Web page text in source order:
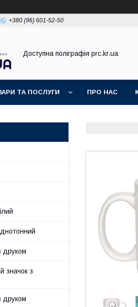
+380 (96) 601-52-50
Доступна поліграфія prc.kr.ua
ТА ПОСЛУГИ ПРО НАС
друком
значок з
друком